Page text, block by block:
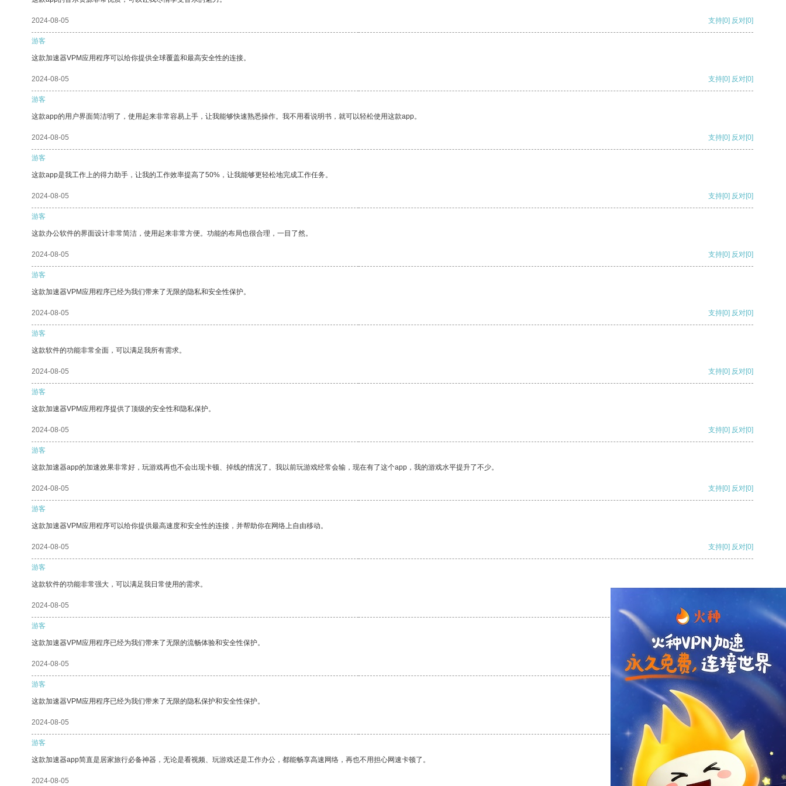
2024-08-05 支持[0] 反对[0]
游客
这款加速器VPM应用程序可以给你提供全球覆盖和最高安全性的连接。
2024-08-05 支持[0] 反对[0]
游客
这款app的用户界面简洁明了，使用起来非常容易上手，让我能够快速熟悉操作。我不用看说明书，就可以轻松使用这款app。
2024-08-05 支持[0] 反对[0]
游客
这款app是我工作上的得力助手，让我的工作效率提高了50%，让我能够更轻松地完成工作任务。
2024-08-05 支持[0] 反对[0]
游客
这款办公软件的界面设计非常简洁，使用起来非常方便。功能的布局也很合理，一目了然。
2024-08-05 支持[0] 反对[0]
游客
这款加速器VPM应用程序已经为我们带来了无限的隐私和安全性保护。
2024-08-05 支持[0] 反对[0]
游客
这款软件的功能非常全面，可以满足我所有需求。
2024-08-05 支持[0] 反对[0]
游客
这款加速器VPM应用程序提供了顶级的安全性和隐私保护。
2024-08-05 支持[0] 反对[0]
游客
这款加速器app的加速效果非常好，玩游戏再也不会出现卡顿、掉线的情况了。我以前玩游戏经常会输，现在有了这个app，我的游戏水平提升了不少。
2024-08-05 支持[0] 反对[0]
游客
这款加速器VPM应用程序可以给你提供最高速度和安全性的连接，并帮助你在网络上自由移动。
2024-08-05 支持[0] 反对[0]
游客
这款软件的功能非常强大，可以满足我日常使用的需求。
2024-08-05
游客
这款加速器VPM应用程序已经为我们带来了无限的流畅体验和安全性保护。
2024-08-05 支持 [0] 反对[0]
游客
这款加速器VPM应用程序已经为我们带来了无限的隐私保护和安全性保护。
2024-08-05 支持[0] 反对
游客
这款加速器app简直是居家旅行必备神器，无论是看视频、玩游戏还是工作办公，都能畅享高速网络，再也不用担心网速卡顿了。
2024-08-05 支持[0] 反对[0]